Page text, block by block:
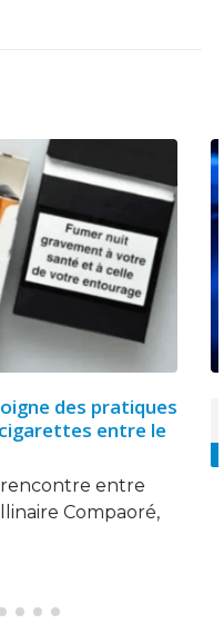
du chantage au
les
de nicotine
(BAT) a déclaré
à...